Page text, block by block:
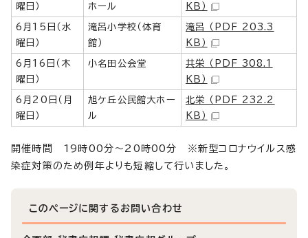
曜日）
ホール
KB）
6月15日（水
曜日）
滝呂小学校（体育
館）
滝呂 （PDF 203.3
KB）
6月16日（木
曜日）
小名田公会堂
共栄 （PDF 308.1
KB）
6月20日（月
曜日）
旭ケ丘公民館大ホー
ル
北栄 （PDF 232.2
KB）
開催時間 19時00分～20時00分 ※新型コロナウイルス感
染症対策のため例年よりも短縮して行いました。
このページに関する お問い合わせ